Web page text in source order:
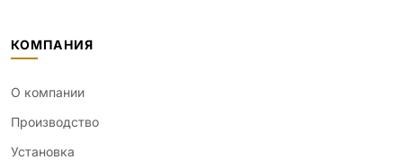
КОМПАНИЯ
О компании
Производство
Установка